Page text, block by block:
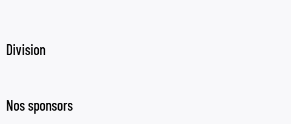
Division
Nos sponsors